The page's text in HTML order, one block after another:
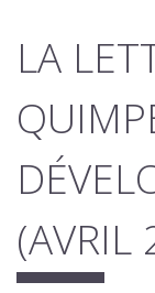
LA
(AVRIL